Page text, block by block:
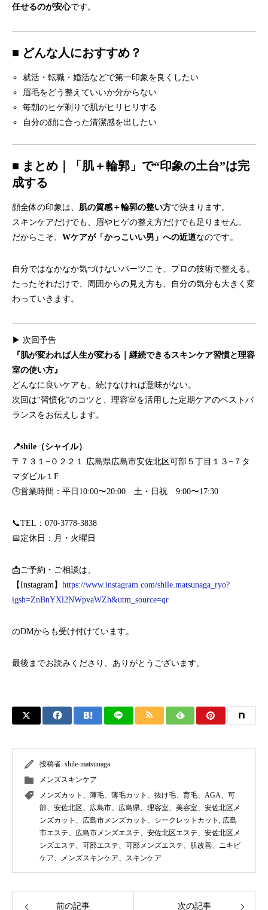
任せるのが安心です。
■ どんな人におすすめ？
就活・転職・婚活などで第一印象を良くしたい
眉毛をどう整えていいか分からない
毎朝のヒゲ剃りで肌がヒリヒリする
自分の顔に合った清潔感を出したい
■ まとめ｜「肌＋輪郭」で“印象の土台”は完
成する
顔全体の印象は、 肌の質感＋輪郭の整い方で決まります。
スキンケアだけでも、眉やヒゲの整え方だけでも足りません。
だからこそ、 Wケアが「かっこいい男」への近道なのです。
自分ではなかなか気づけないパーツこそ、プロの技術で整える。
たったそれだけで、周囲からの見え方も、自分の気分も大きく変
わっていきます。
▶ 次回予告
『肌が変われば人生が変わる｜継続できるスキンケア習慣と理容
室の使い方』
どんなに良いケアも、続けなければ意味がない。
次回は“習慣化”のコツと、理容室を活用した定期ケアのベストバ
ランスをお伝えします。
📍shile（シャイル）
〒７３１−０２２１ 広島県広島市安佐北区可部５丁目１３−７タ
マダビル１F
🕒営業時間：平日10:00〜20:00 土・日祝 9:00〜17:30
📞TEL：070-3778-3838
📅定休日：月・火曜日
📩ご予約・ご相談は、
【Instagram】 https://www.instagram.com/shile.matsunaga_ryo?
igsh=ZnBnYXl2NWpvaWZh&utm_source=qr
のDMからも受け付けています。
最後までお読みくださり、ありがとうございます。
投稿者: shile-matsunaga
メンズスキンケア
メンズカット、薄毛、薄毛カット、抜け毛、育毛、AGA、可
部、安佐北区、広島市、広島県、理容室、美容室、安佐北区メ
ンズカット、広島市メンズカット、シークレットカット , 広島
市エステ、広島市メンズエステ、安佐北区エステ、安佐北区メ
ンズエステ、可部エステ、可部メンズエステ、肌改善、ニキビ
ケア、メンズスキンケア、スキンケア
前の記事 次の記事